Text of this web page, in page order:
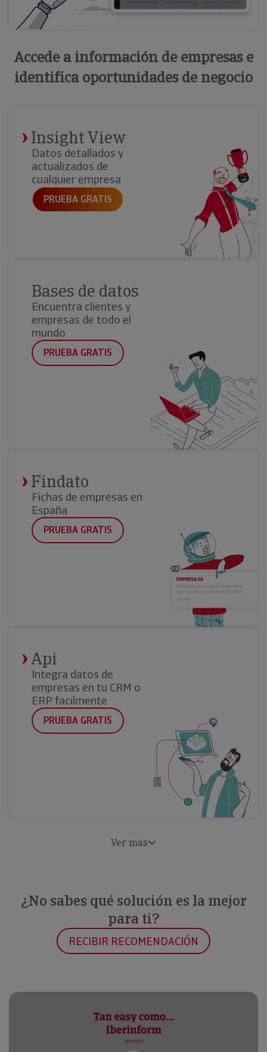
Accede a información de empresas e
identifica oportunidades de negocio
Insight View
Datos detallados y
actualizados de
cualquier empresa
PRUEBA GRATIS
Bases de datos
Encuentra clientes y
empresas de todo el
mundo
PRUEBA GRATIS
Findato
Fichas de empresas en
España
PRUEBA GRATIS
Api
Integra datos de
empresas en tu CRM o
ERP facilmente
PRUEBA GRATIS
Ver más
¿No sabes qué solución es la mejor
para ti?
RECIBIR RECOMENDACIÓN